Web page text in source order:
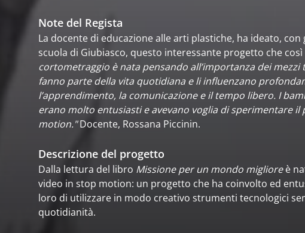
Note del Regista
La docente di educazione alle arti plastiche, ha ideato,
scuola di Giubiasco, questo interessante progetto che così
cortometraggio è nata pensando all’importanza dei
fanno parte della vita quotidiana e li influenzano
l’apprendimento, la comunicazione e il tempo libero. I
erano molto entusiasti e avevano voglia di sperimentare
motion."Docente, Rossana Piccinin.
Descrizione del progetto
Dalla lettura del libro Missione per un mondo miglioreè
video in stop motion: un progetto che ha coinvolto ed
loro di utilizzare in modo creativo strumenti tecnologici
quotidianità.